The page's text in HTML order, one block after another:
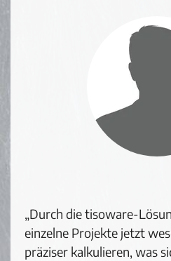
„Durch die tisoware-
einzelne Projekte jetzt
präziser kalkulieren, was